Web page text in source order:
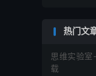
热门文
思维实验
载